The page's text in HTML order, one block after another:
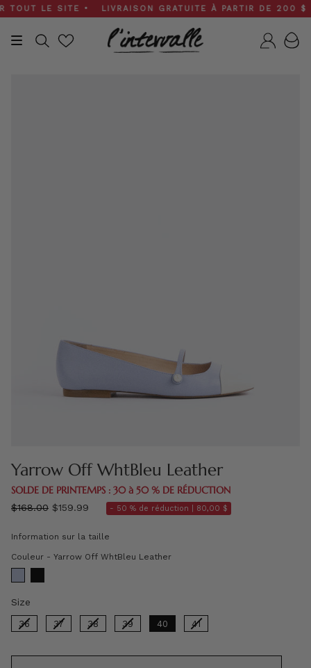
Skip
to
content
LE SITE • LIVRAISON GRATUITE À PARTIR DE 200 $ •
Recherche
Yarrow Off WhtBleu Leather
SOLDE DE PRINTEMPS : 30 à 50 % DE RÉDUCTION
régulier
$168.00 $159.99 - 50 % de réduction | 80,00 $
Information sur la taille
Couleur - Yarrow Off WhtBleu LeatherCouleur
Size
36 37 38 39 40 41